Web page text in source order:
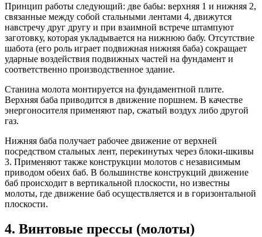
Принцип работы следующий: две бабы: верхняя 1 и нижняя 2,
связанные между собой стальными лентами 4, движутся
навстречу друг другу и при взаимной встрече штампуют
заготовку, которая укладывается на нижнюю бабу. Отсутствие
шабота (его роль играет подвижная нижняя баба) сокращает
ударные воздействия подвижных частей на фундамент и
соответственно производственное здание.
Станина молота монтируется на фундаментной плите.
Верхняя баба приводится в движение поршнем. В качестве
энергоносителя применяют пар, сжатый воздух либо другой
газ.
Нижняя баба получает рабочее движение от верхней
посредством стальных лент, перекинутых через блоки-шкивы
3. Применяют также конструкции молотов с независимым
приводом обеих баб. В большинстве конструкций движение
баб происходит в вертикальной плоскости, но известны
молоты, где движение баб осуществляется и в горизонтальной
плоскости.
4. Винтовые прессы (молоты)